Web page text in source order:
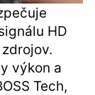
HD
výkon a
Tech,